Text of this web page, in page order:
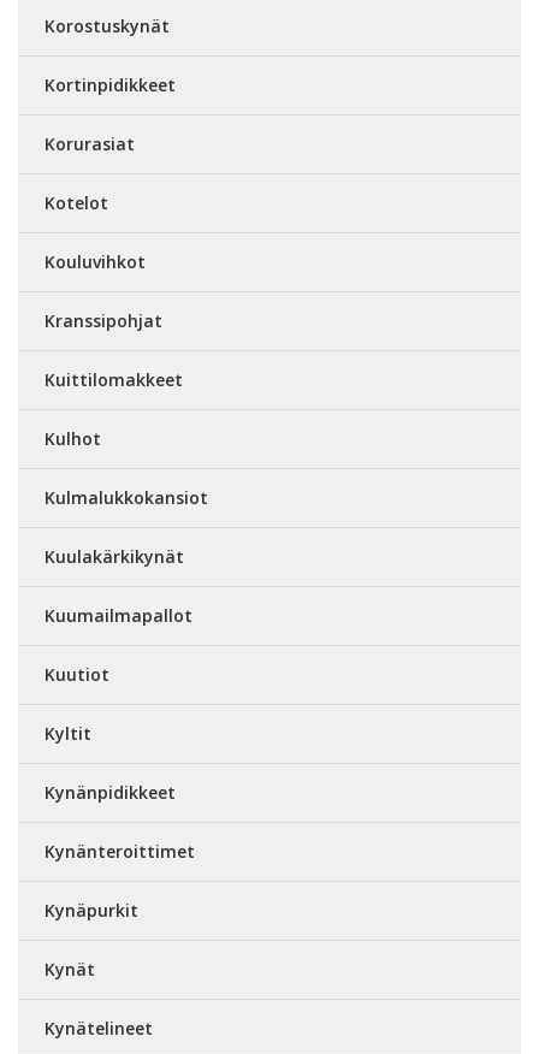
Korostuskynät
Kortinpidikkeet
Korurasiat
Kotelot
Kouluvihkot
Kranssipohjat
Kuittilomakkeet
Kulhot
Kulmalukkokansiot
Kuulakärkikynät
Kuumailmapallot
Kuutiot
Kyltit
Kynänpidikkeet
Kynänteroittimet
Kynäpurkit
Kynät
Kynätelineet